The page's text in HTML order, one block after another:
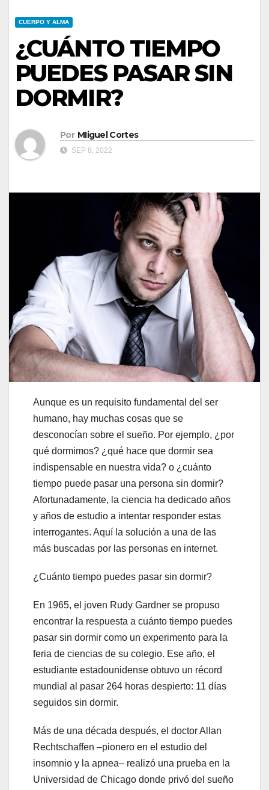
CUERPO Y ALMA
¿CUÁNTO TIEMPO
PUEDES PASAR SIN
DORMIR?
Por MIiguel Cortes
SEP 8, 2022
Aunque es un requisito fundamental del ser
humano, hay muchas cosas que se
desconocían sobre el sueño. Por ejemplo, ¿por
qué dormimos? ¿qué hace que dormir sea
indispensable en nuestra vida? o ¿cuánto
tiempo puede pasar una persona sin dormir?
Afortunadamente, la ciencia ha dedicado años
y años de estudio a intentar responder estas
interrogantes. Aquí la solución a una de las
más buscadas por las personas en internet.
¿Cuánto tiempo puedes pasar sin dormir?
En 1965, el joven Rudy Gardner se propuso
encontrar la respuesta a cuánto tiempo puedes
pasar sin dormir como un experimento para la
feria de ciencias de su colegio. Ese año, el
estudiante estadounidense obtuvo un récord
mundial al pasar 264 horas despierto: 11 días
seguidos sin dormir.
Más de una década después, el doctor Allan
Rechtschaffen –pionero en el estudio del
insomnio y la apnea– realizó una prueba en la
Universidad de Chicago donde privó del sueño